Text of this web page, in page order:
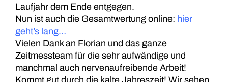
Laufjahr dem Ende entgegen.
Nun ist auch die Gesamtwertung online: hier
geht’s lang…
Vielen Dank an Florian und das ganze
Zeitmessteam für die sehr aufwändige und
manchmal auch nervenaufreibende Arbeit!
Kommt gut durch die kalte Jahreszeit! Wir sehen